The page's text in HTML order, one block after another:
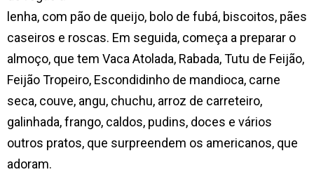
lenha, com pão de queijo, bolo de fubá, biscoitos, pães
caseiros e roscas. Em seguida, começa a preparar o
almoço, que tem Vaca Atolada, Rabada, Tutu de Feijão,
Feijão Tropeiro, Escondidinho de mandioca, carne
seca, couve, angu, chuchu, arroz de carreteiro,
galinhada, frango, caldos, pudins, doces e vários
outros pratos, que surpreendem os americanos, que
adoram.